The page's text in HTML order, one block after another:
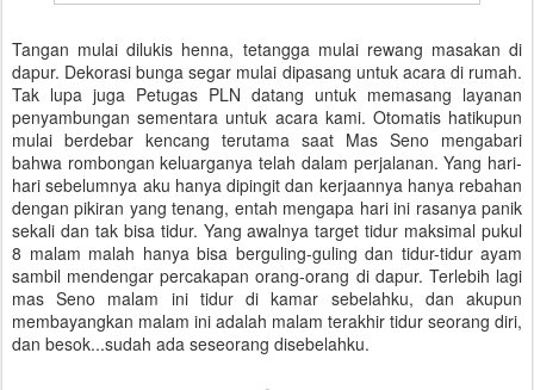
Tangan mulai dilukis henna, tetangga mulai rewang masakan di
dapur. Dekorasi bunga segar mulai dipasang untuk acara di rumah.
Tak lupa juga Petugas PLN datang untuk memasang layanan
penyambungan sementara untuk acara kami. Otomatis hatikupun
mulai berdebar kencang terutama saat Mas Seno mengabari
bahwa rombongan keluarganya telah dalam perjalanan. Yang hari-
hari sebelumnya aku hanya dipingit dan kerjaannya hanya rebahan
dengan pikiran yang tenang, entah mengapa hari ini rasanya panik
sekali dan tak bisa tidur. Yang awalnya target tidur maksimal pukul
8 malam malah hanya bisa berguling-guling dan tidur-tidur ayam
sambil mendengar percakapan orang-orang di dapur. Terlebih lagi
mas Seno malam ini tidur di kamar sebelahku, dan akupun
membayangkan malam ini adalah malam terakhir tidur seorang diri,
dan besok...sudah ada seseorang disebelahku.